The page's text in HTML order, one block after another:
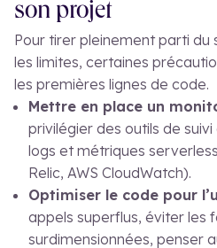
son projet
Pour tirer pleinement parti du
les limites, certaines
les premières lignes de code.
Mettre en place un
privilégier des outils de
logs et métriques
Relic, AWS CloudWatch).
Optimiser le code pour
appels superflus, éviter les
surdimensionnées, penser